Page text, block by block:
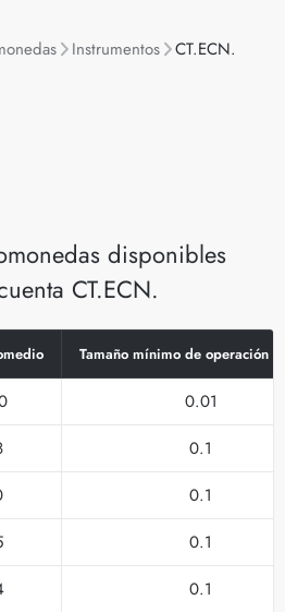
Instrumentos CT.ECN.
disponibles
CT.ECN.
Tamaño mínimo de operación
0.01
0.1
0.1
0.1
0.1